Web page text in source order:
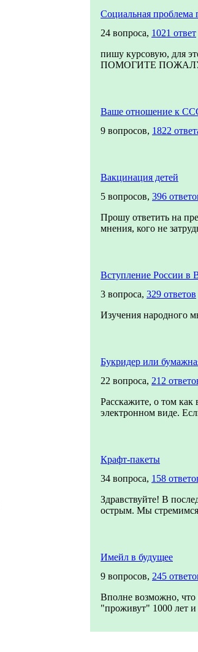
Социальная проблема
24 вопроса, 1021 ответ
пишу курсовую, для
ПОМОГИТЕ
Ваше отношение к
9 вопросов, 1822
Вакцинация детей
5 вопросов, 396
Прошу ответить на
мнения, кого не
Вступление России в
3 вопроса, 329 ответов
Изучения народного
Букридер или
22 вопроса, 212
Расскажите, о том
электронном виде.
Крафт-пакеты
34 вопроса, 158
Здравствуйте! В
острым. Мы
Имейл в будущее
9 вопросов, 245
Вполне возможно, что
"проживут" 1000 лет и